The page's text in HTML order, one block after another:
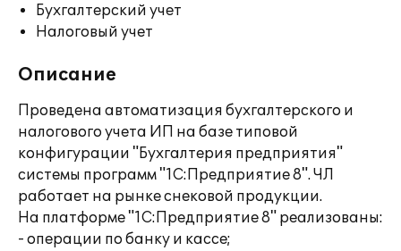
Бухгалтерский учет
Налоговый учет
Описание
Проведена автоматизация бухгалтерского и
налогового учета ИП на базе типовой
конфигурации "Бухгалтерия предприятия"
системы программ "1С:Предприятие 8". ЧЛ
работает на рынке снековой продукции.
На платформе "1С:Предприятие 8" реализованы:
- операции по банку и кассе;